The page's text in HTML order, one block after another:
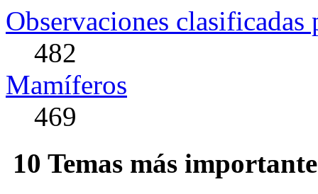
Observaciones clasificadas
482
Mamíferos
469
10 Temas más